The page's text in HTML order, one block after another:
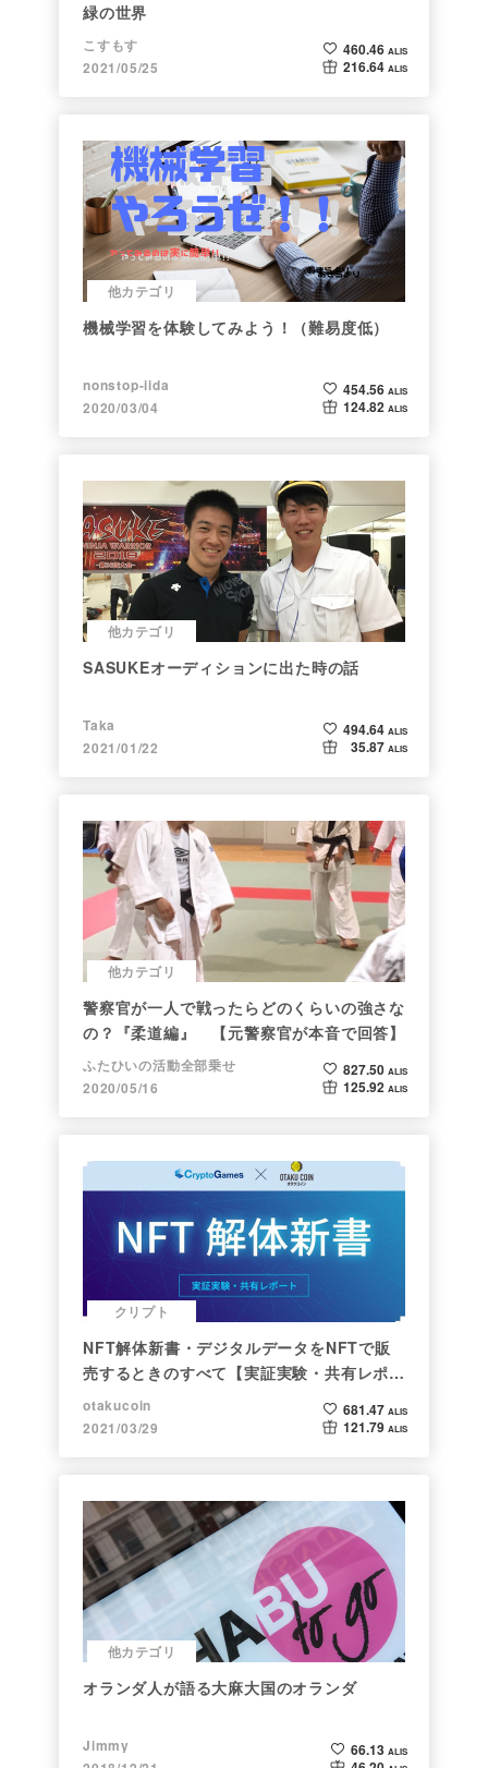
緑の世界
こすもす
2021/05/25
460.46 ALIS
216.64 ALIS
他カテゴリ
機械学習を体験してみよう！（難易度低）
nonstop-iida
2020/03/04
454.56 ALIS
124.82 ALIS
他カテゴリ
SASUKEオーディションに出た時の話
Taka
2021/01/22
494.64 ALIS
35.87 ALIS
他カテゴリ
警察官が一人で戦ったらどのくらいの強さな
の？『柔道編』 【元警察官が本音で回答】
ふたひいの活動全部乗せ
2020/05/16
827.50 ALIS
125.92 ALIS
クリプト
NFT解体新書・デジタルデータをNFTで販
売するときのすべて【実証実験・共有レポー
ト】
otakucoin
2021/03/29
681.47 ALIS
121.79 ALIS
他カテゴリ
オランダ人が語る大麻大国のオランダ
Jimmy
66.13 ALIS